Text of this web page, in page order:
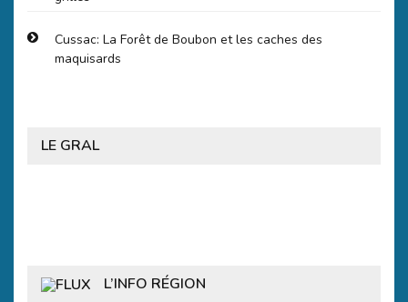
Cussac: La Forêt de Boubon et les caches des
maquisards
LE GRAL
L’INFO RÉGION